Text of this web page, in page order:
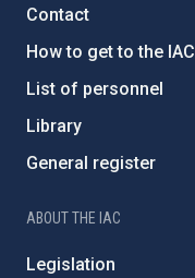
Contact
How to get to the IAC
List of personnel
Library
General register
ABOUT THE IAC
Legislation